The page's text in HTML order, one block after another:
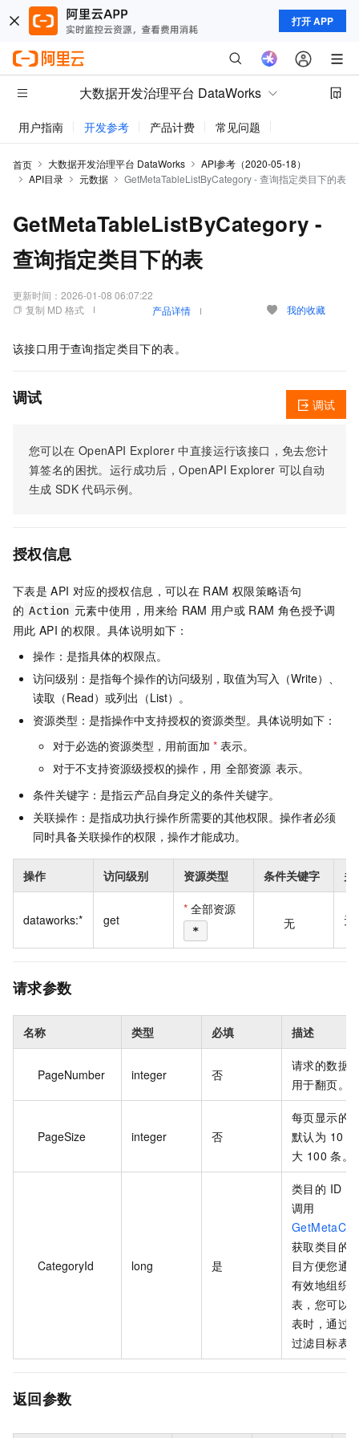
打开 APP
大数据开发治理平台 DataWorks
用户指南 开发参考 产品计费 常见问题
首页 大数据开发治理平台 DataWorks
API参考（2020-05-18）
API目录
元数据 GetMetaTableListByCategory - 查询指定类目下的表
GetMetaTableListByCategory -
查询指定类目下的表
更新时间： 2026-01-08 06:07:22
复制 MD 格式
产品详情 我的收藏
该接口用于查询指定类目下的表。
调试
您可以在 OpenAPI Explorer 中直接运行该接口，免去您计
算签名的困扰。运行成功后，OpenAPI Explorer 可以自动
生成 SDK 代码示例。
调试
授权信息
下表是 API 对应的授权信息，可以在 RAM 权限策略语句
的 Action 元素中使用，用来给 RAM 用户或 RAM 角色授予调
用此 API 的权限。具体说明如下：
操作：是指具体的权限点。
访问级别：是指每个操作的访问级别，取值为写入（Write）、
读取（Read）或列出（List）。
资源类型：是指操作中支持授权的资源类型。具体说明如下：
对于必选的资源类型，用前面加 * 表示。
对于不支持资源级授权的操作，用 全部资源 表示。
条件关键字：是指云产品自身定义的条件关键字。
关联操作：是指成功执行操作所需要的其他权限。操作者必须
同时具备关联操作的权限，操作才能成功。
操作 访问级别 资源类型 条件关键字 关
dataworks:* get
* 全部资源
* 无 无
请求参数
名称 类型 必填 描述
PageNumber integer 否
请求的数据
用于翻页。
PageSize integer 否
每页显示的
默认为 10
大 100 条。
CategoryId long 是
类目的 ID，
调用
获取类目的
目方便您通
有效地组织
表，您可以
表时，通过
过滤目标表
返回参数